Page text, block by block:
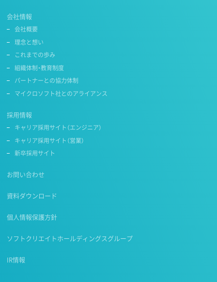
会社情報
会社概要
理念と想い
これまでの歩み
組織体制・教育制度
パートナーとの協力体制
マイクロソフト社とのアライアンス
採用情報
キャリア採用サイト（エンジニア）
キャリア採用サイト（営業）
新卒採用サイト
お問い合わせ
資料ダウンロード
個人情報保護方針
ソフトクリエイトホールディングスグループ
IR情報